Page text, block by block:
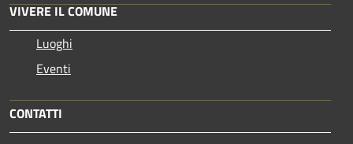
VIVERE IL COMUNE
Luoghi
Eventi
CONTATTI